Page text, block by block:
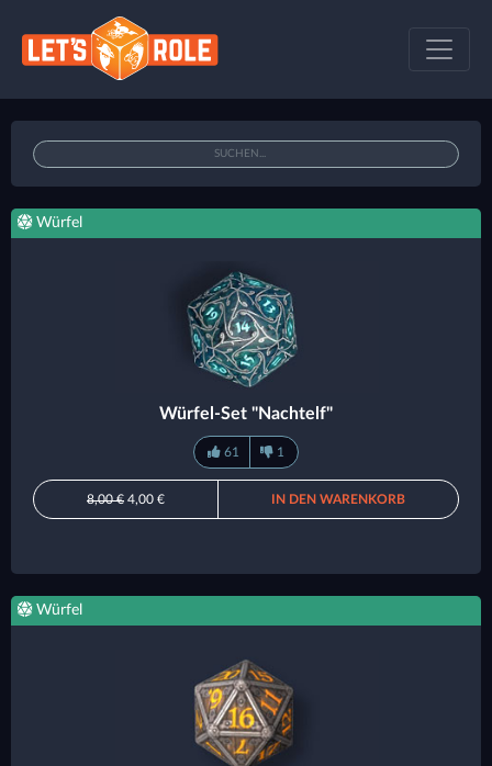
Würfel
Würfel-Set "Nachtelf"
61 1
8,00 € 4,00 € IN DEN WARENKORB
Würfel